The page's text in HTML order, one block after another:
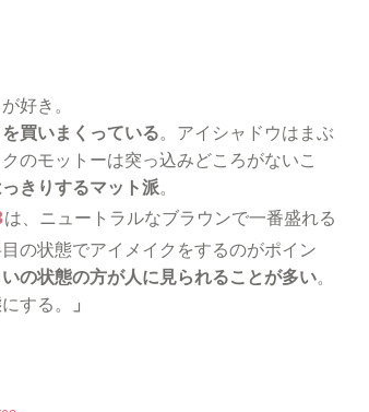
好き。
買いまくっている。アイシャドウはまぶ
のモットーは突っ込みどころがないこ
きりするマット派。
は、ニュートラルなブラウンで一番盛れる
の状態でアイメイクをするのがポイン
の状態の方が人に見られることが多い。
する。
」